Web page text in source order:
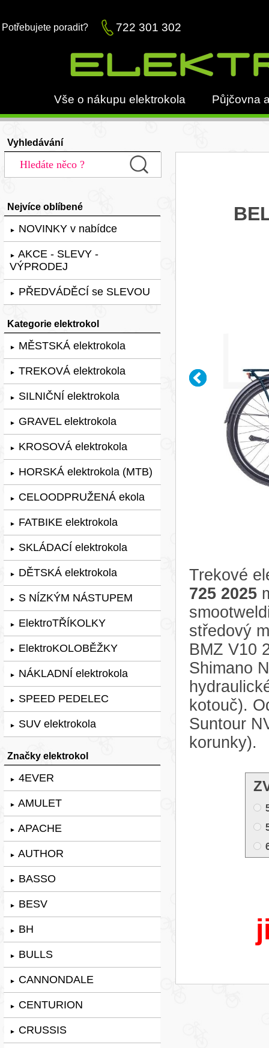
Potřebujete poradit? 722 301 302
Vše o nákupu elektrokola Půjčovna
Vyhledávání
Nejvíce oblíbené
► NOVINKY v nabídce
► AKCE - SLEVY -
VÝPRODEJ
► PŘEDVÁDĚCÍ se SLEVOU
Kategorie elektrokol
► MĚSTSKÁ elektrokola
► TREKOVÁ elektrokola
► SILNIČNÍ elektrokola
► GRAVEL elektrokola
► KROSOVÁ elektrokola
► HORSKÁ elektrokola (MTB)
► CELOODPRUŽENÁ ekola
► FATBIKE elektrokola
► SKLÁDACÍ elektrokola
► DĚTSKÁ elektrokola
► S NÍZKÝM NÁSTUPEM
► ElektroTŘÍKOLKY
► ElektroKOLOBĚŽKY
► NÁKLADNÍ elektrokola
► SPEED PEDELEC
► SUV elektrokola
Značky elektrokol
► 4EVER
► AMULET
► APACHE
► AUTHOR
► BASSO
► BESV
► BH
► BULLS
► CANNONDALE
► CENTURION
► CRUSSIS
Trekové
725 2025
středový
BMZ V10
Shimano
kotouč).
Suntour
korunky).